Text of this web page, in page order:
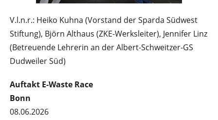
V.l.n.r.: Heiko Kuhna (Vorstand der Sparda Südwest
Stiftung), Björn Althaus (ZKE-Werksleiter), Jennifer Linz
(Betreuende Lehrerin an der Albert-Schweitzer-GS
Dudweiler Süd)
Auftakt E-Waste Race
Bonn
08.06.2026